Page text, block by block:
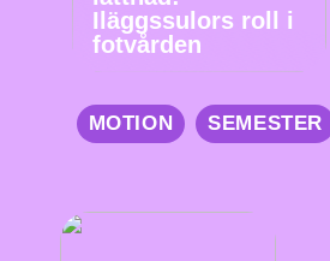
Iläggssulors roll i
fotvården
MOTION SEMESTER